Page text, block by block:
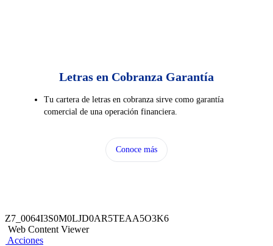
Letras en Cobranza Garantía
Tu cartera de letras en cobranza sirve como garantía
comercial de una operación financiera.
Conoce más
Z7_0064I3S0M0LJD0AR5TEAA5O3K6
Web Content Viewer
Acciones